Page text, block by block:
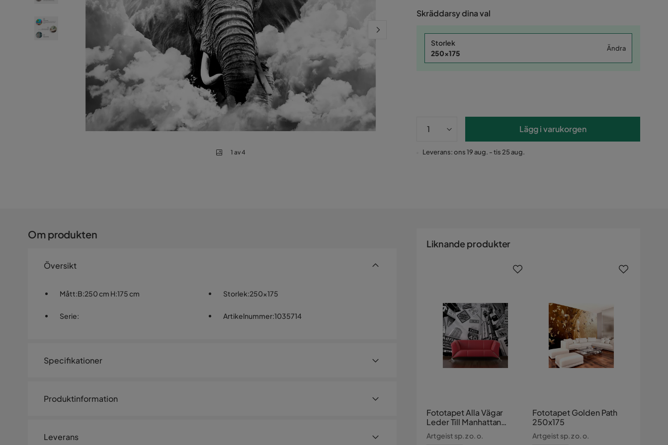
1 av 4
Pris
Skräddarsy dina val
Storlek
250x175
Ändra
Lägg i varukorgen
Leverans: ons 19 aug. - tis 25 aug.
Om produkten
Översikt
Mått:B:250 cm H:175 cm Storlek:250x175
Serie: Artikelnummer:1035714
Specifikationer
Storlek
Produktinformation
Leverans
Liknande produkter
Fototapet Alla Vägar
Leder Till Manhattan
250x193
Artgeist sp. z o. o.
Fototapet Golden Path
250x175
Artgeist sp. z o. o.